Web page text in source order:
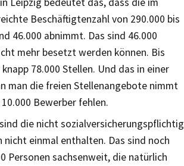
Beschäftigtenzahl von 290.000 bis
46.000 abnimmt. Das sind 46.000
mehr besetzt werden können. Bis
78.000 Stellen. Und das in einer
man die freien Stellenangebote nimmt
Bewerber fehlen.
die nicht sozialversicherungspflichtig
nicht einmal enthalten. Das sind noch
Personen sachsenweit, die natürlich